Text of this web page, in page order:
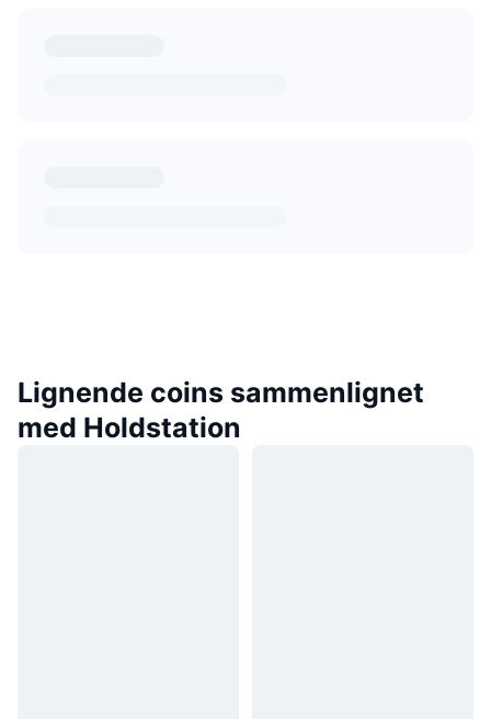
Lignende coins sammenlignet
med Holdstation